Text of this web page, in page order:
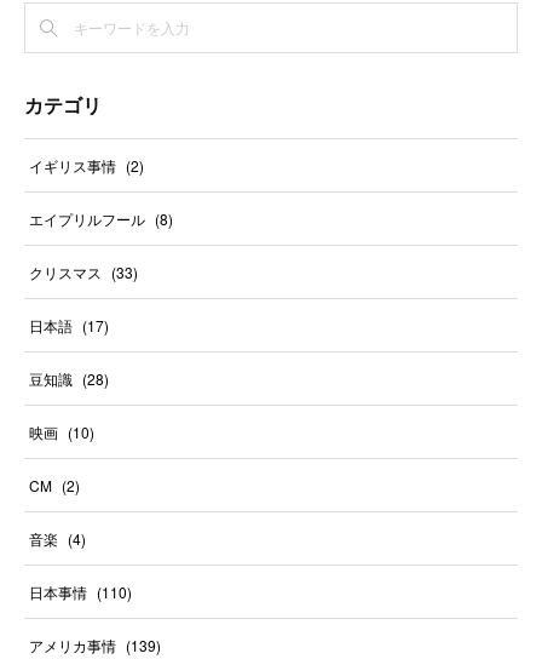
カテゴリ
イギリス事情 (2)
エイプリルフール (8)
クリスマス (33)
日本語 (17)
豆知識 (28)
映画 (10)
CM (2)
音楽 (4)
日本事情 (110)
アメリカ事情 (139)